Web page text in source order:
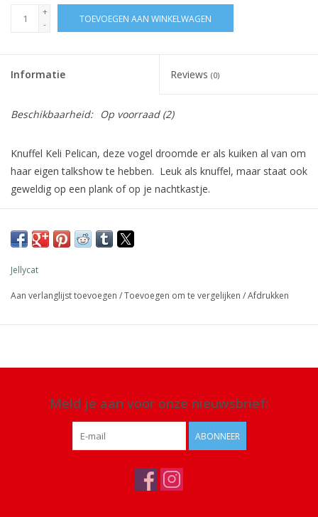
+
-
TOEVOEGEN AAN WINKELWAGEN
Informatie Reviews (0)
Beschikbaarheid: Op voorraad(2)
Knuffel Keli Pelican, deze vogel droomde er als kuiken al van om
haar eigen talkshow te hebben. Leuk als knuffel, maar staat ook
geweldig op een plank of op je nachtkastje.
Materiaal: 100% polyester
Details: geschikt vanaf 12 maanden. Alleen handwas, niet in de
Jellycat
Aan verlanglijst toevoegen /Toevoegen om te vergelijken /Afdrukken
Meld je aan voor onze nieuwsbrief:
ABONNEER